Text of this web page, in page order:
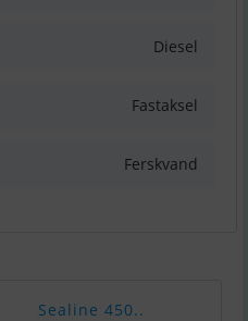
Diesel
Fastaksel
Ferskvand
Sealine 450..